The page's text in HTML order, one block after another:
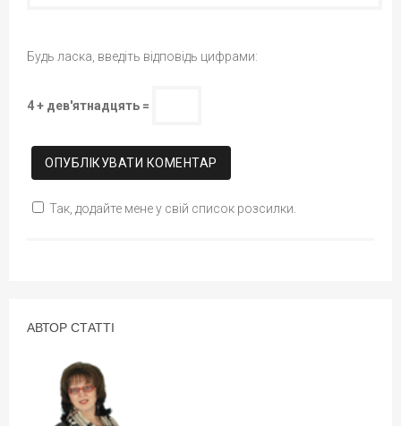
Будь ласка, введіть відповідь цифрами:
4 + дев'ятнадцять =
Так, додайте мене у свій список розсилки.
АВТОР СТАТТІ